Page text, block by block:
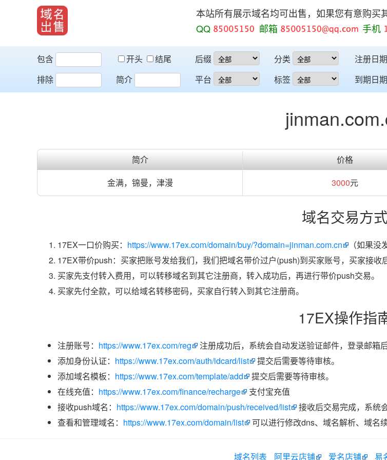
本站所有展示域名均可出售，如果您有意购买
QQ
邮箱 手机
包含 开头
结尾
排除
简介
后缀
平台
分类
标签
注册日期
到期日期
简介 价格
金满，锦曼，津漫
3000元
域名交易方式
17EX一口价购买： https://www.17ex.com/domain/buy/?domain=jinman.com.cn
（如果
17EX带价push：买家把账号发给我们，我们把域名带价过户(push)到买家账号，买家接收
买家先支付转入费用，可以转移域名到其它注册商，转入成功后，再进行带价push交易。
买家先付全款，可以给域名转移密码，买家自行转入到其它注册商。
17EX操作指
注册账号： https://www.17ex.com/reg
注册成功后，系统会自动发送验证邮件，登录邮箱
添加身份认证： https://www.17ex.com/auth/idcard/list
提交后需要等待审核。
添加域名模板： https://www.17ex.com/template/add
提交后需要等待审核。
在线充值： https://www.17ex.com/finance/recharge
支付宝充值
接收push域名： https://www.17ex.com/domain/push/received/list
接收后交易完成，系统
查看和管理域名： https://www.17ex.com/domain/list 可以进行修改dns、域名解析、域名
域名列表 阿里云店铺 爱名店铺 易